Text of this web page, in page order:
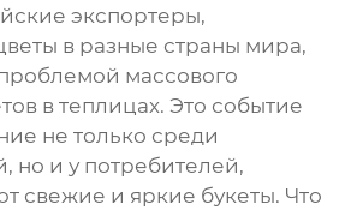
экспортеры,
в разные страны мира,
массового
в теплицах. Это событие
не только среди
но и у потребителей,
свежие и яркие букеты. Что